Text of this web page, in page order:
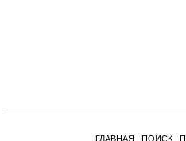
ГЛАВНАЯ | ПОИСК|